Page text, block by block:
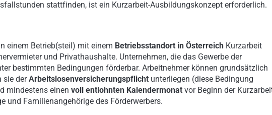
stattfinden, ist ein Kurzarbeit-Ausbildungskonzept erforderlich.
einem Betrieb(steil) mit einem Betriebsstandort in Österreich Kurzarbeit
und Privathaushalte. Unternehmen, die das Gewerbe der
bestimmten Bedingungen förderbar. Arbeitnehmer können grundsätzlich
sie derArbeitslosenversicherungspflicht unterliegen (diese Bedingung
mindestens einen voll entlohnten Kalendermonat vor Beginn der
und Familienangehörige des Förderwerbers.